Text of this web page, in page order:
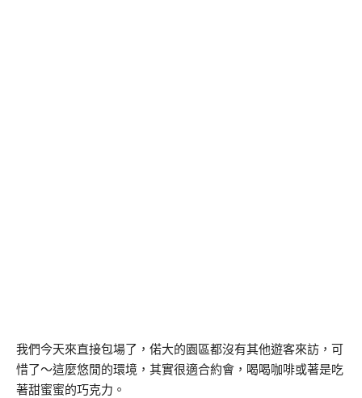
我們今天來直接包場了，偌大的園區都沒有其他遊客來訪，可
惜了～這麼悠閒的環境，其實很適合約會，喝喝咖啡或著是吃
著甜蜜蜜的巧克力。